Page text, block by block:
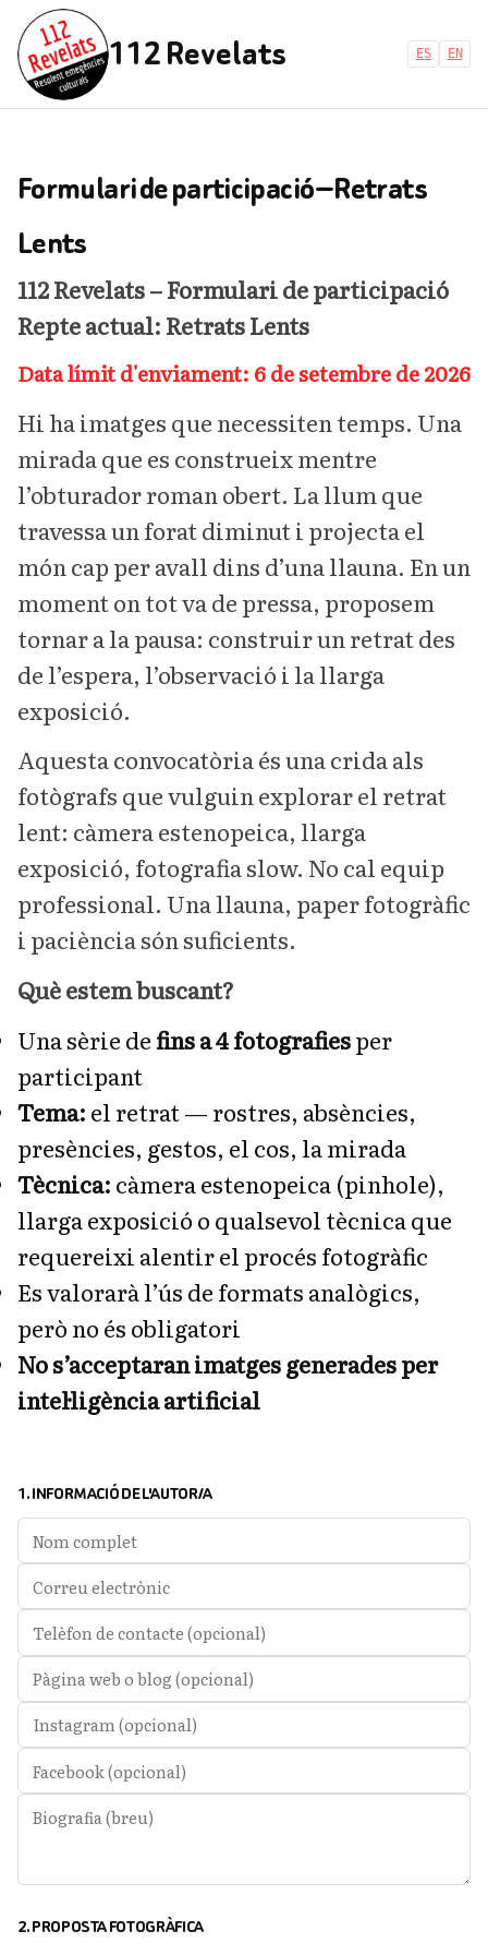
112 Revelats ES EN
Formulari de participació — Retrats
Lents
112 Revelats – Formulari de participació
Repte actual: Retrats Lents
Data límit d'enviament: 6 de setembre de 2026
Hi ha imatges que necessiten temps. Una
mirada que es construeix mentre
l’obturador roman obert. La llum que
travessa un forat diminut i projecta el
món cap per avall dins d’una llauna. En un
moment on tot va de pressa, proposem
tornar a la pausa: construir un retrat des
de l’espera, l’observació i la llarga
exposició.
Aquesta convocatòria és una crida als
fotògrafs que vulguin explorar el retrat
lent: càmera estenopeica, llarga
exposició, fotografia slow. No cal equip
professional. Una llauna, paper fotogràfic
i paciència són suficients.
Què estem buscant?
Una sèrie defins a 4 fotografiesper
participant
Tema:el retrat — rostres, absències,
presències, gestos, el cos, la mirada
Tècnica:càmera estenopeica (pinhole),
llarga exposició o qualsevol tècnica que
requereixi alentir el procés fotogràfic
Es valorarà l’ús de formats analògics,
però no és obligatori
No s’acceptaran imatges generades per
intel·ligència artificial
1. INFORMACIÓ DE L'AUTOR/A
2. PROPOSTA FOTOGRÀFICA